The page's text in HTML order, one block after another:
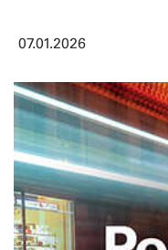
07.01.2026